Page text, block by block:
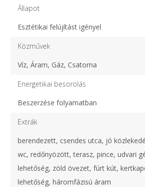
Állapot
Esztétikai felújítást igényel
Közművek
Víz, Áram, Gáz, Csatorna
Energetikai besorolás
Beszerzése folyamatban
Extrák
berendezett, csendes utca, jó
wc, redőnyözött, terasz, pince, udvari
lehetőség, zöld övezet, fúrt kút,
lehetőség, háromfázisú áram